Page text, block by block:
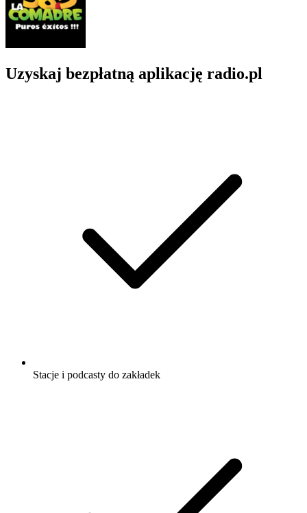
Uzyskaj bezpłatną aplikację radio.pl
Stacje i podcasty do zakładek